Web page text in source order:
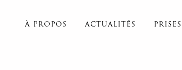
À PROPOS ACTUALITÉS